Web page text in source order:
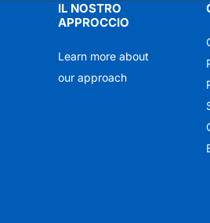
IL NOSTRO
APPROCCIO
Learn more about
our approach